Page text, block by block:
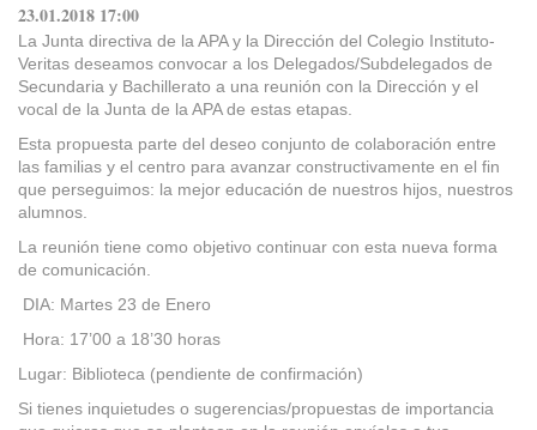
23.01.2018 17:00
La Junta directiva de la APA y la Dirección del Colegio Instituto-
Veritas deseamos convocar a los Delegados/Subdelegados de
Secundaria y Bachillerato a una reunión con la Dirección y el
vocal de la Junta de la APA de estas etapas.
Esta propuesta parte del deseo conjunto de colaboración entre
las familias y el centro para avanzar constructivamente en el fin
que perseguimos: la mejor educación de nuestros hijos, nuestros
alumnos.
La reunión tiene como objetivo continuar con esta nueva forma
de comunicación.
DIA: Martes 23 de Enero
Hora: 17’00 a 18’30 horas
Lugar: Biblioteca (pendiente de confirmación)
Si tienes inquietudes o sugerencias/propuestas de importancia